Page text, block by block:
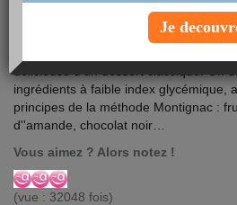
délicieuse d'un dessert classique. On
ingrédients à faible index glycémique,
principes de la méthode Montignac :
d''amande, chocolat noir…
Vous aimez ? Alors notez !
(vue : 32048 fois)
Je